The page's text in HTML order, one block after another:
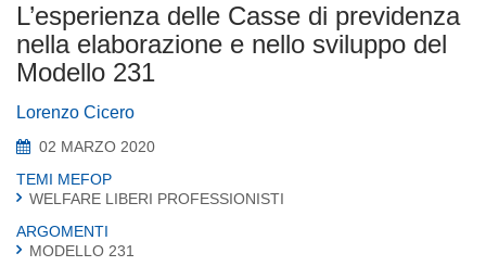
L’esperienza delle Casse di previdenza
nella elaborazione e nello sviluppo del
Modello 231
Lorenzo Cicero
02 MARZO 2020
TEMI MEFOP
WELFARE LIBERI PROFESSIONISTI
ARGOMENTI
MODELLO 231